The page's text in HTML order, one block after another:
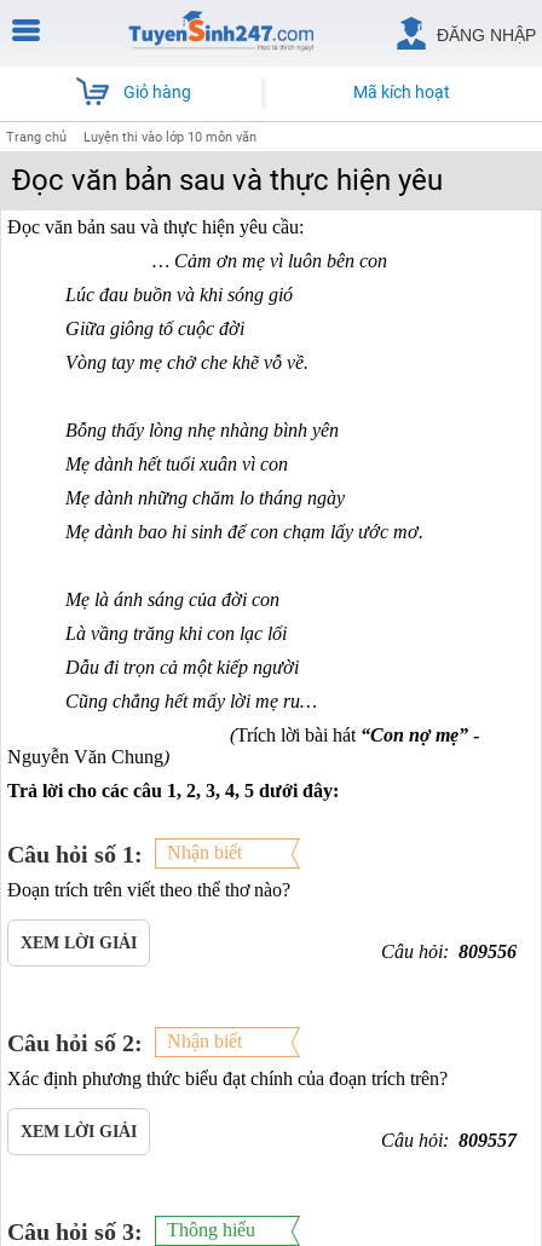
ĐĂNG NHẬP
Giỏ hàng Mã kích hoạt
Trang chủ Luyện thi vào lớp 10 môn văn
Đọc văn bản sau và thực hiện yêu
Đọc văn bản sau và thực hiện yêu cầu:
… Cảm ơn mẹ vì luôn bên con
Lúc đau buồn và khi sóng gió
Giữa giông tố cuộc đời
Vòng tay mẹ chở che khẽ vỗ về.
Bỗng thấy lòng nhẹ nhàng bình yên
Mẹ dành hết tuổi xuân vì con
Mẹ dành những chăm lo tháng ngày
Mẹ dành bao hi sinh để con chạm lấy ước mơ.
Mẹ là ánh sáng của đời con
Là vầng trăng khi con lạc lối
Dẫu đi trọn cả một kiếp người
Cũng chẳng hết mấy lời mẹ ru…
(Trích lời bài hát “Con nợ mẹ” -
Nguyễn Văn Chung)
Trả lời cho các câu 1, 2, 3, 4, 5 dưới đây:
Câu hỏi số 1:
Nhận biết
Đoạn trích trên viết theo thể thơ nào?
XEM LỜI GIẢI Câu hỏi: 809556
Câu hỏi số 2:
Nhận biết
Xác định phương thức biểu đạt chính của đoạn trích trên?
XEM LỜI GIẢI Câu hỏi: 809557
Câu hỏi số 3:
Thông hiểu